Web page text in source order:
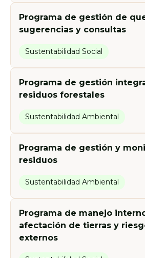
Programa de gestión de
sugerencias y consultas
Sustentabilidad Social
Programa de gestión
residuos forestales
Sustentabilidad Ambiental
Programa de gestión y
residuos
Sustentabilidad Ambiental
Programa de manejo
afectación de tierras y
externos